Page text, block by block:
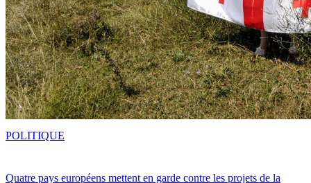
Quatre pays européens mettent en garde contre les projets de la
POLITIQUE